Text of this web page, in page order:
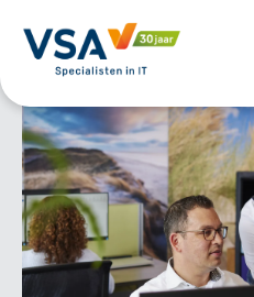
content
VSA